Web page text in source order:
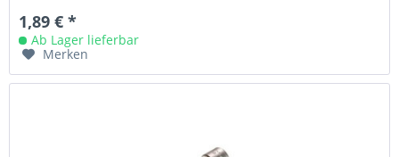
1,89 € *
Ab Lager lieferbar
Merken